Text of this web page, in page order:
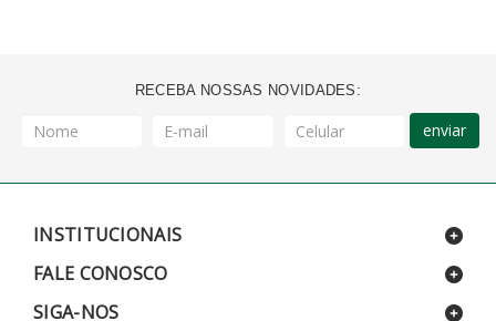
RECEBA NOSSAS NOVIDADES:
enviar
INSTITUCIONAIS
FALE CONOSCO
SIGA-NOS